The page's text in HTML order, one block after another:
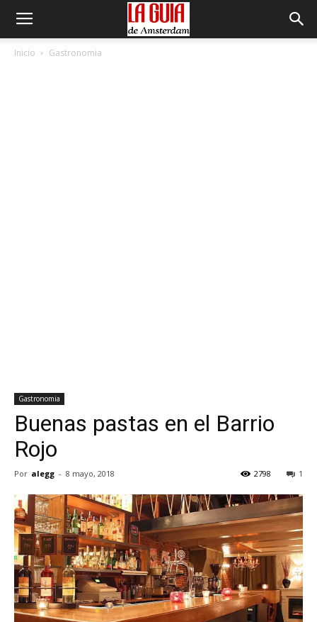
Inicio Gastronomia
Gastronomia
Buenas pastas en el Barrio
Rojo
Por alegg - 8 mayo, 2018 1
2798